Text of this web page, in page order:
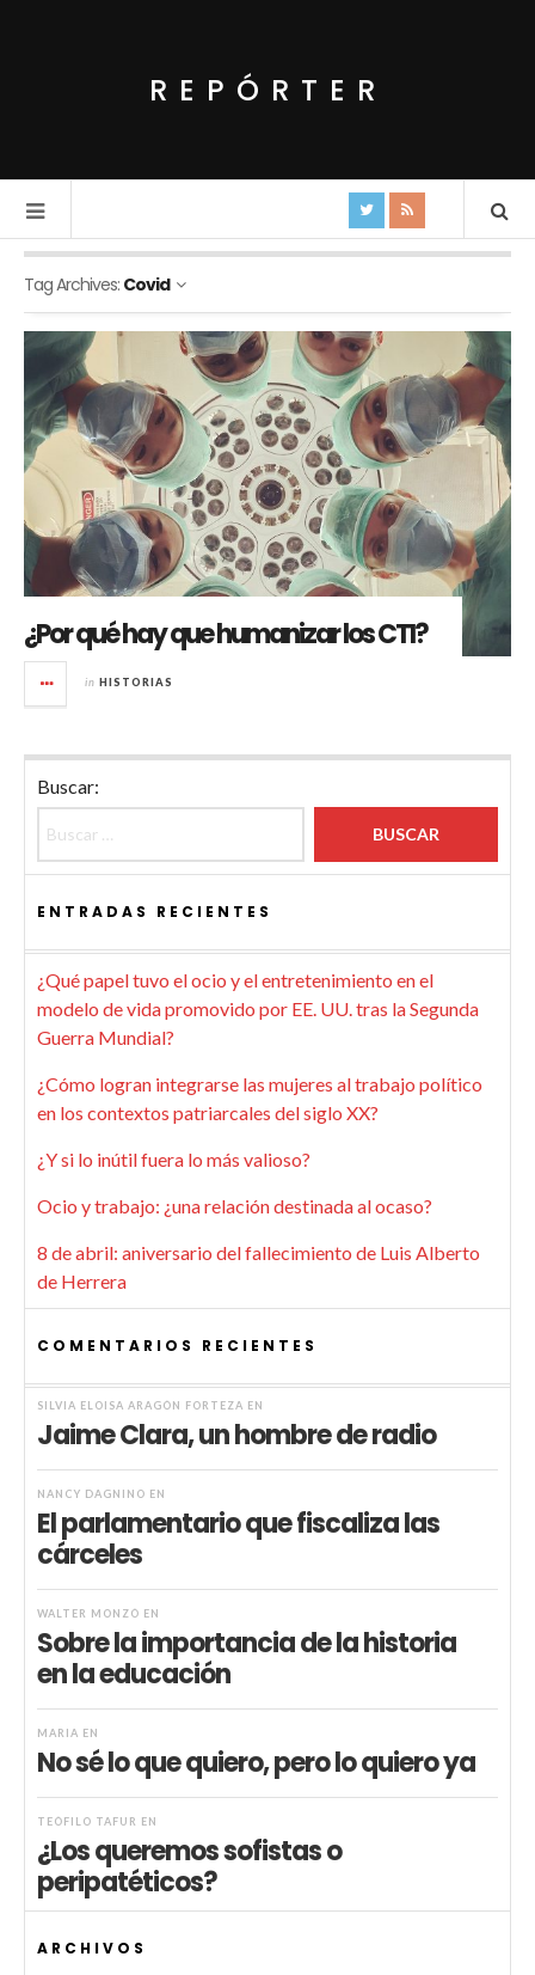
REPÓRTER
Tag Archives: Covid
¿Por qué hay que humanizar los CTI?
in HISTORIAS
Buscar:
ENTRADAS RECIENTES
¿Qué papel tuvo el ocio y el entretenimiento en el
modelo de vida promovido por EE. UU. tras la Segunda
Guerra Mundial?
¿Cómo logran integrarse las mujeres al trabajo político
en los contextos patriarcales del siglo XX?
¿Y si lo inútil fuera lo más valioso?
Ocio y trabajo: ¿una relación destinada al ocaso?
8 de abril: aniversario del fallecimiento de Luis Alberto
de Herrera
COMENTARIOS RECIENTES
SILVIA ELOISA ARAGÓN FORTEZA EN
Jaime Clara, un hombre de radio
NANCY DAGNINO EN
El parlamentario que fiscaliza las
cárceles
WALTER MONZÓ EN
Sobre la importancia de la historia
en la educación
MARIA EN
No sé lo que quiero, pero lo quiero ya
TEÓFILO TAFUR EN
¿Los queremos sofistas o
peripatéticos?
ARCHIVOS